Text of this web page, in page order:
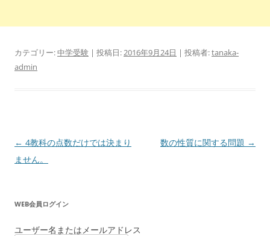
カテゴリー:中学受験 | 投稿日:2016年9月24日 | 投稿者:tanaka-
admin
投
稿
ゲ
ー
← 4教科の点数だけでは決まり
ません。
数の性質に関する問題 →
WEB会員ログイン
ユーザー名またはメールアドレス